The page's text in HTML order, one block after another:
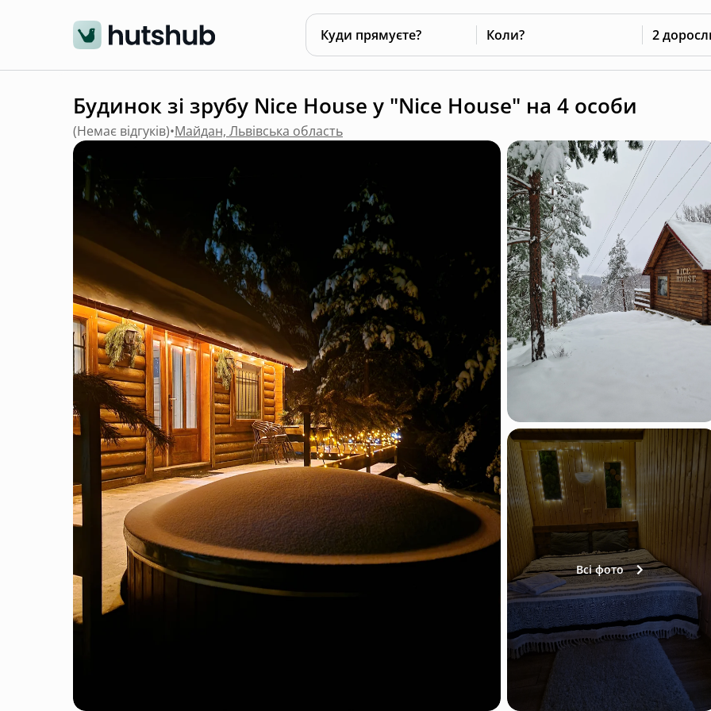
Куди прямуєте? Коли? 2
Будинок зі зрубу Nice House у "Nice House" на 4 особи
(Немає відгуків)•Майдан, Львівська область
Всі фото